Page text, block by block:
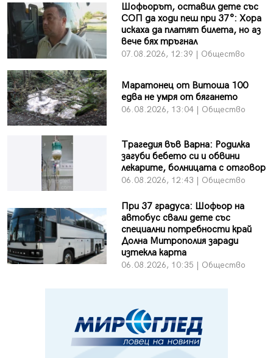
Шофьорът, оставил дете със
СОП да ходи пеш при 37°: Хора
искаха да платят билета, но аз
вече бях тръгнал
07.08.2026, 12:39 | Общество
Маратонец от Витоша 100
едва не умря от бягането
06.08.2026, 13:04 | Общество
Трагедия във Варна: Родилка
загуби бебето си и обвини
лекарите, болницата с отговор
06.08.2026, 12:43 | Общество
При 37 градуса: Шофьор на
автобус свали дете със
специални потребности край
Долна Митрополия заради
изтекла карта
06.08.2026, 10:35 | Общество